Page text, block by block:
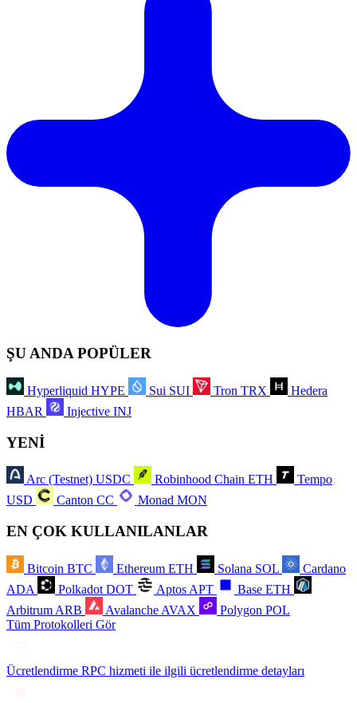
ŞU ANDA POPÜLER
Hyperliquid HYPE Sui SUI Tron TRX
Hedera
HBAR
Injective INJ
YENİ
Arc (Testnet) USDC Robinhood Chain ETH
Tempo
USD
Canton CC Monad MON
EN ÇOK KULLANILANLAR
Bitcoin BTC Ethereum ETH Solana SOL
Cardano
ADA
Polkadot DOT Aptos APT Base ETH
Arbitrum ARB Avalanche AVAX Polygon POL
Tüm Protokolleri Gör
Ücretlendirme RPC hizmeti ile ilgili ücretlendirme detayları